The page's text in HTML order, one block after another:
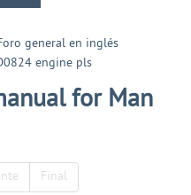
general en inglés
engine pls
for Man
Final